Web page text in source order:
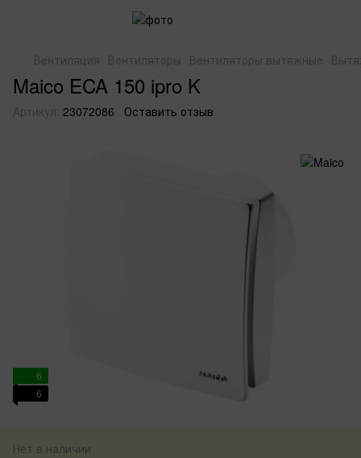
Вентиляция Вентиляторы Вентиляторы вытяжные
Maico ECA 150 ipro K
Артикул: 23072086 Оставить отзыв
6
6
Нет в наличии